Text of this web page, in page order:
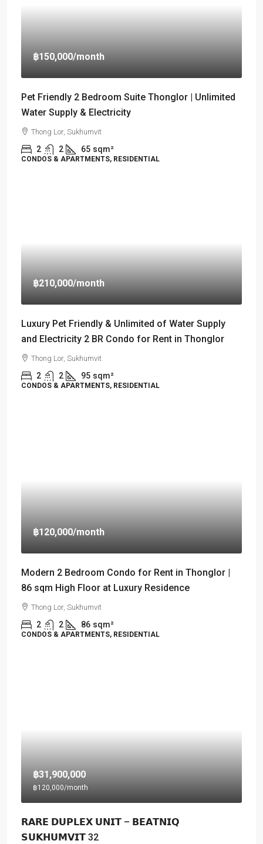
฿150,000/month
Pet Friendly 2 Bedroom Suite Thonglor | Unlimited
Water Supply & Electricity
Thong Lor, Sukhumvit
2 2 65 sqm²
CONDOS & APARTMENTS, RESIDENTIAL
฿210,000/month
Luxury Pet Friendly & Unlimited of Water Supply
and Electricity 2 BR Condo for Rent in Thonglor
Thong Lor, Sukhumvit
2 2 95 sqm²
CONDOS & APARTMENTS, RESIDENTIAL
฿120,000/month
Modern 2 Bedroom Condo for Rent in Thonglor |
86 sqm High Floor at Luxury Residence
Thong Lor, Sukhumvit
2 2 86 sqm²
CONDOS & APARTMENTS, RESIDENTIAL
฿31,900,000
฿120,000/month
𝗥𝗔𝗥𝗘 𝗗𝗨𝗣𝗟𝗘𝗫 𝗨𝗡𝗜𝗧 – 𝗕𝗘𝗔𝗧𝗡𝗜𝗤
𝗦𝗨𝗞𝗛𝗨𝗠𝗩𝗜𝗧 32